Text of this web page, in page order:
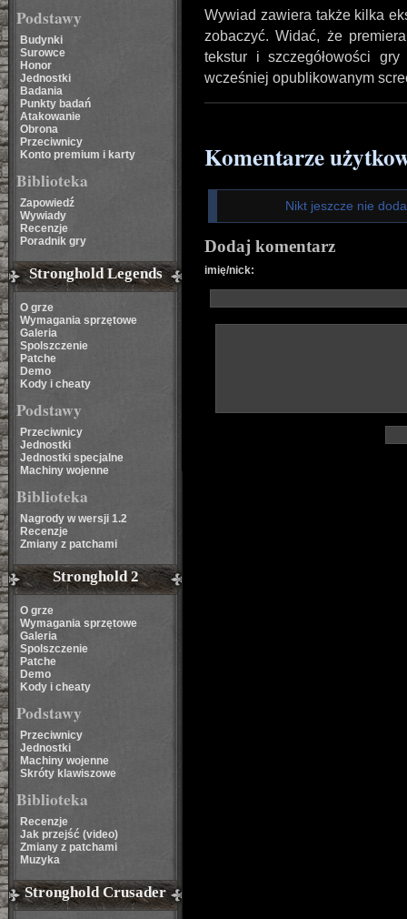
Podstawy
Budynki
Surowce
Honor
Jednostki
Badania
Punkty badań
Atakowanie
Obrona
Przeciwnicy
Konto premium i karty
Biblioteka
Zapowiedź
Wywiady
Recenzje
Poradnik gry
Stronghold Legends
O grze
Wymagania sprzętowe
Galeria
Spolszczenie
Patche
Demo
Kody i cheaty
Podstawy
Przeciwnicy
Jednostki
Jednostki specjalne
Machiny wojenne
Biblioteka
Nagrody w wersji 1.2
Recenzje
Zmiany z patchami
Stronghold 2
O grze
Wymagania sprzętowe
Galeria
Spolszczenie
Patche
Demo
Kody i cheaty
Podstawy
Przeciwnicy
Jednostki
Machiny wojenne
Skróty klawiszowe
Biblioteka
Recenzje
Jak przejść (video)
Zmiany z patchami
Muzyka
Stronghold Crusader
Wywiad zawiera także kilka
zobaczyć. Widać, że
tekstur i szczegółowości
wcześniej opublikowanym
Komentarze
Nikt jeszcze nie
Dodaj komentarz
imię/nick: